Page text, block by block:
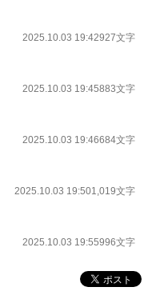
2025.10.03 19:42927文字
2025.10.03 19:45883文字
2025.10.03 19:46684文字
2025.10.03 19:501,019文字
2025.10.03 19:55996文字